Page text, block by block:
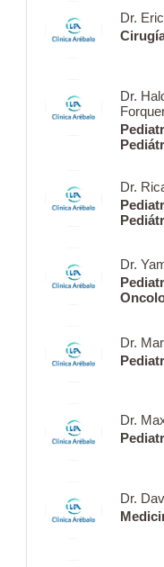
Dr.
Dr.
Dr.
Dr.
Dr.
Dr.
Dr.